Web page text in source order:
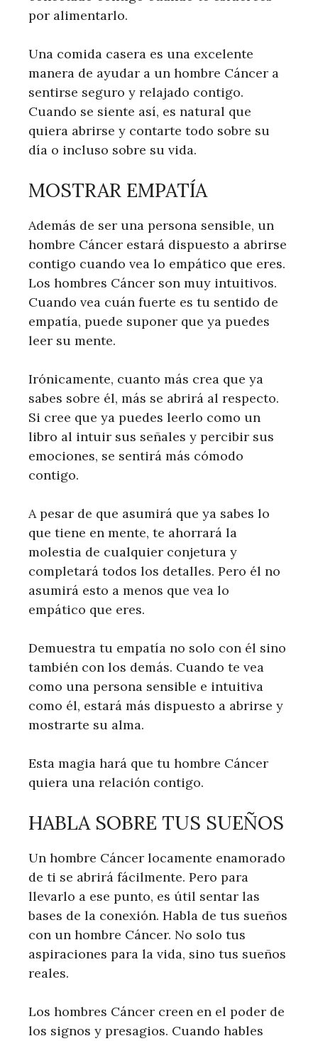
por alimentarlo.
Una comida casera es una excelente
manera de ayudar a un hombre Cáncer a
sentirse seguro y relajado contigo.
Cuando se siente así, es natural que
quiera abrirse y contarte todo sobre su
día o incluso sobre su vida.
MOSTRAR EMPATÍA
Además de ser una persona sensible, un
hombre Cáncer estará dispuesto a abrirse
contigo cuando vea lo empático que eres.
Los hombres Cáncer son muy intuitivos.
Cuando vea cuán fuerte es tu sentido de
empatía, puede suponer que ya puedes
leer su mente.
Irónicamente, cuanto más crea que ya
sabes sobre él, más se abrirá al respecto.
Si cree que ya puedes leerlo como un
libro al intuir sus señales y percibir sus
emociones, se sentirá más cómodo
contigo.
A pesar de que asumirá que ya sabes lo
que tiene en mente, te ahorrará la
molestia de cualquier conjetura y
completará todos los detalles. Pero él no
asumirá esto a menos que vea lo
empático que eres.
Demuestra tu empatía no solo con él sino
también con los demás. Cuando te vea
como una persona sensible e intuitiva
como él, estará más dispuesto a abrirse y
mostrarte su alma.
Esta magia hará que tu hombre Cáncer
quiera una relación contigo.
HABLA SOBRE TUS SUEÑOS
Un hombre Cáncer locamente enamorado
de ti se abrirá fácilmente. Pero para
llevarlo a ese punto, es útil sentar las
bases de la conexión. Habla de tus sueños
con un hombre Cáncer. No solo tus
aspiraciones para la vida, sino tus sueños
reales.
Los hombres Cáncer creen en el poder de
los signos y presagios. Cuando hables